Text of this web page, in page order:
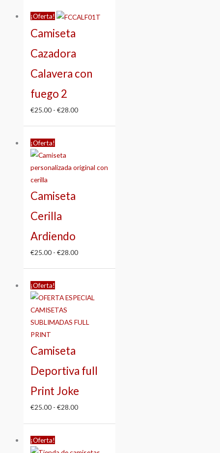
¡Oferta!
Camiseta
Cazadora
Calavera con
fuego 2
€25.00 - €28.00
de
€28.00
¡Oferta!
Camiseta
Cerilla
Ardiendo
€25.00 - €28.00
desde
¡Oferta!
Camiseta
Deportiva full
Print Joke
€25.00 - €28.00
precios:
€25.00
¡Oferta!